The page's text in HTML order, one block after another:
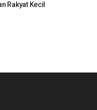
Rakyat Kecil